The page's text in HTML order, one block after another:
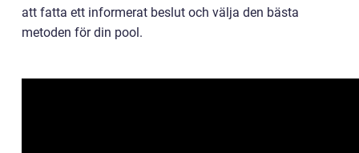
att fatta ett informerat beslut och välja den bästa
metoden för din pool.